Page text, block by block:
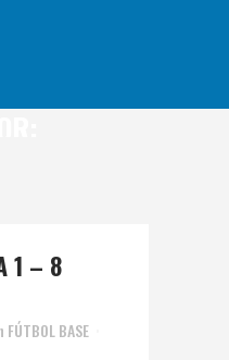
1 – 8
FÚTBOL BASE